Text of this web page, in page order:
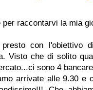
per raccontarvi la mia
presto con l'obiettivo
Visto che di solito
sono 4
arrivate alle 9.30 e